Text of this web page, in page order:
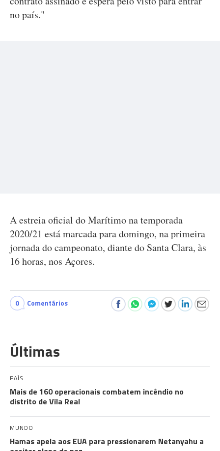
no país."
A estreia oficial do Marítimo na temporada
2020/21 está marcada para domingo, na primeira
jornada do campeonato, diante do Santa Clara, às
16 horas, nos Açores.
0 Comentários
Últimas
PAÍS
Mais de 160 operacionais combatem incêndio no
distrito de Vila Real
MUNDO
Hamas apela aos EUA para pressionarem Netanyahu a